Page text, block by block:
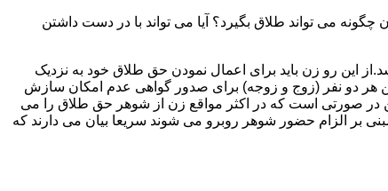
می تواند طلاق بگیرد؟ آیا می تواند با در دست داشتن
این رو زن باید برای اعمال نمودن حق طلاق خود به نزدیک
هر دو نفر (زوج و زوجه) برای صدور گواهی عدم امکان سازش
در صورتی است که در اکثر مواقع زن از شوهر حق طلاق را می
بر الزام حضور شوهر روبرو می شوند سریعا بیان می دارند که